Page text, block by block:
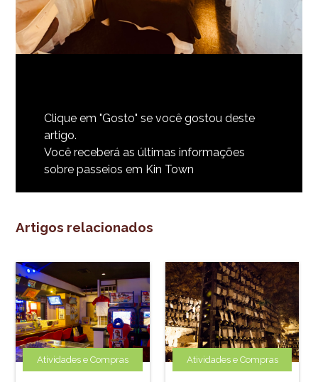
Clique em "Gosto" se você gostou deste
artigo.
Você receberá as últimas informações
sobre passeios em Kin Town
Artigos relacionados
Atividades e Compras Atividades e Compras